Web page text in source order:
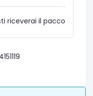
riceverai il pacco